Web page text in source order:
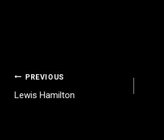
PREVIOUS
Lewis Hamilton